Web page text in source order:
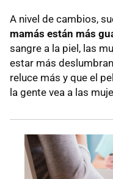
A nivel de cambios,
mamás están más
sangre a la piel, las
estar más
reluce más y que el
la gente vea a las